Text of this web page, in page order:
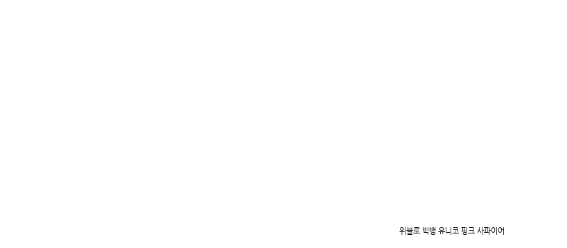
위블로 빅뱅 유니코 핑크 사파이어